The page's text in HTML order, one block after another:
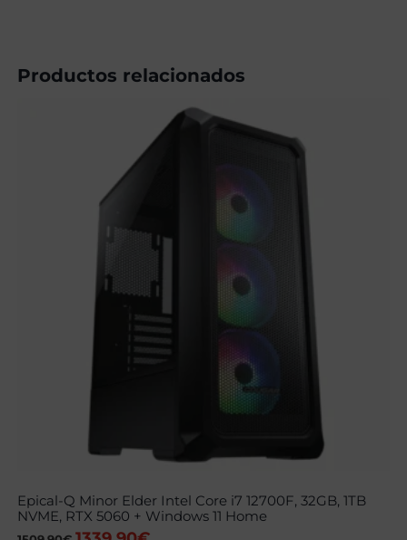
Productos relacionados
Epical-Q Minor Elder Intel Core i7 12700F, 32GB, 1TB
NVME, RTX 5060 + Windows 11 Home
El